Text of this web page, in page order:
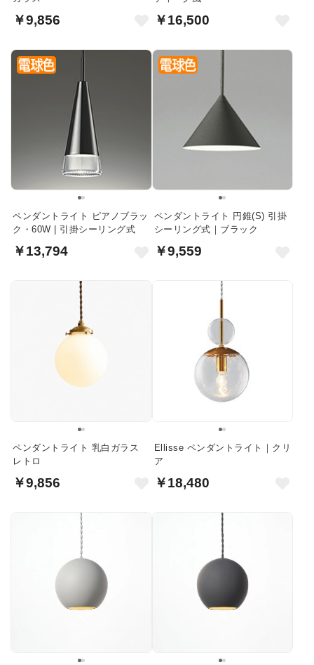
￥9,856 ￥16,500
ペンダントライト ピアノブラッ
ク・60W | 引掛シーリング式
￥13,794
ペンダントライト 円錐(S) 引掛
シーリング式｜ブラック
￥9,559
ペンダントライト 乳白ガラス
レトロ
￥9,856
Ellisse ペンダントライト｜クリ
ア
￥18,480